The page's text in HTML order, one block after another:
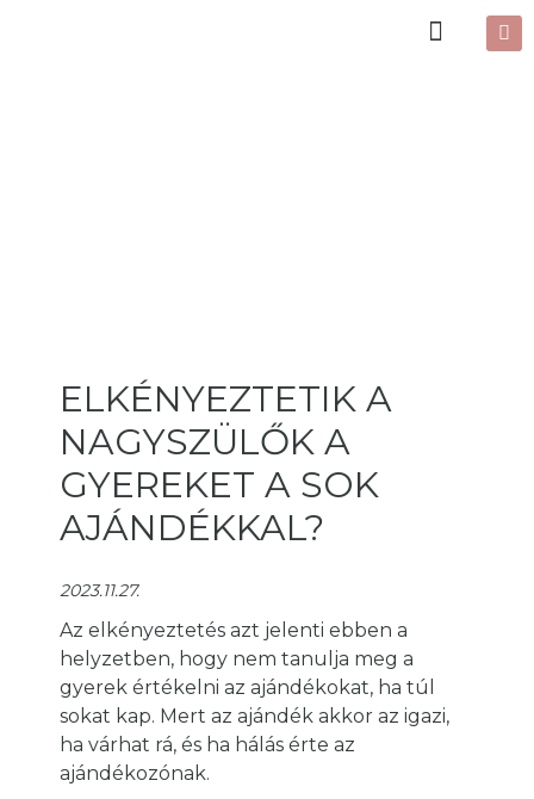
ELKÉNYEZTETIK A
NAGYSZÜLŐK A
GYEREKET A SOK
AJÁNDÉKKAL?
2023.11.27.
Az elkényeztetés azt jelenti ebben a
helyzetben, hogy nem tanulja meg a
gyerek értékelni az ajándékokat, ha túl
sokat kap. Mert az ajándék akkor az igazi,
ha várhat rá, és ha hálás érte az
ajándékozónak.